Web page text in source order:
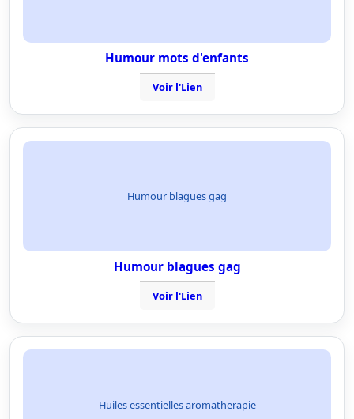
Humour mots d'enfants
Voir l'Lien
Humour blagues gag
Humour blagues gag
Voir l'Lien
Huiles essentielles aromatherapie